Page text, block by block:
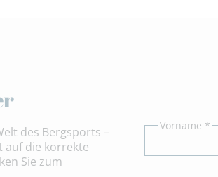
des Bergsports –
auf die korrekte
Sie zum
Vorname *